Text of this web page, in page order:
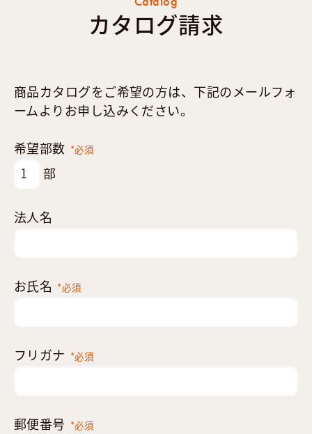
カタログ請求
商品カタログをご希望の方は、下記のメールフォ
ームよりお申し込みください。
希望部数 *必須
部
法人名
お氏名 *必須
フリガナ *必須
郵便番号 *必須